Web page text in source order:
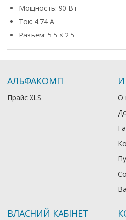
Мощность: 90 Вт
Ток: 4.74 А
Разъем: 5.5 × 2.5
АЛЬФАКОМП
Прайс XLS
О
ВЛАСНИЙ КАБІНЕТ